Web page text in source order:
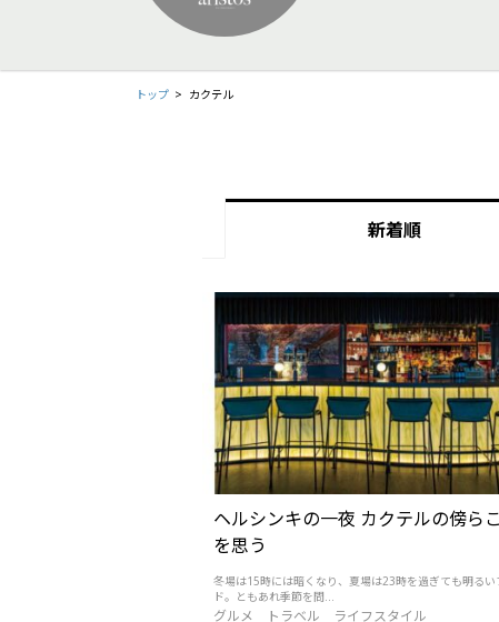
トップ カクテル
新着順
ヘルシンキの一夜 カクテルの傍ら
を思う
冬場は15時には暗くなり、夏場は23時を過ぎても明るい
ド。ともあれ季節を問...
グルメ トラベル ライフスタイル